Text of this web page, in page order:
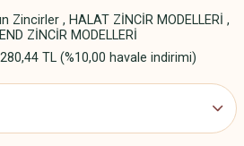
Zincirler , HALAT ZİNCİR MODELLERİ ,
ZİNCİR MODELLERİ
TL (%10,00 havale indirimi)